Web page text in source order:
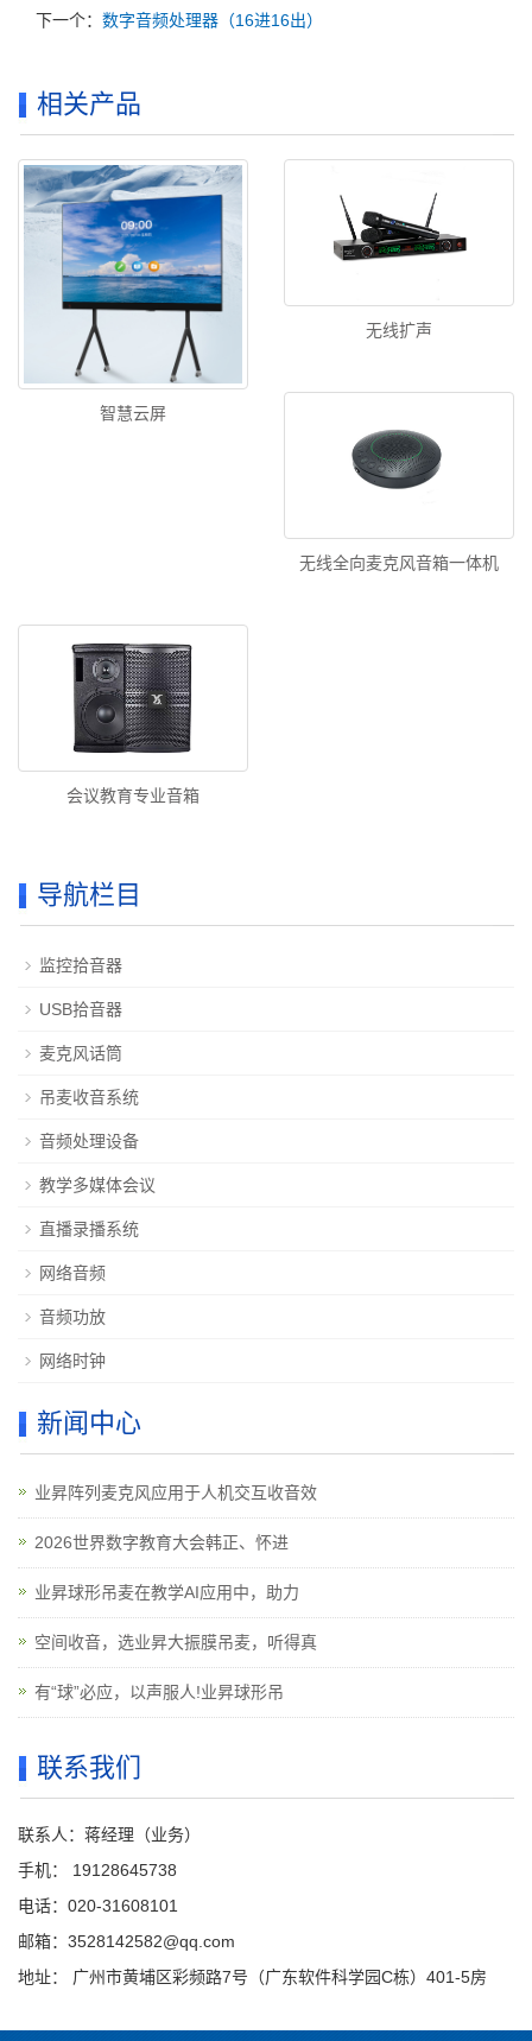
下一个： 数字音频处理器（16进16出）
相关产品
智慧云屏
无线扩声
无线全向麦克风音箱一体机
会议教育专业音箱
导航栏目
监控拾音器
USB拾音器
麦克风话筒
吊麦收音系统
音频处理设备
教学多媒体会议
直播录播系统
网络音频
音频功放
网络时钟
新闻中心
业昇阵列麦克风应用于人机交互收音效
2026世界数字教育大会韩正、怀进
业昇球形吊麦在教学AI应用中，助力
空间收音，选业昇大振膜吊麦，听得真
有“球”必应，以声服人!业昇球形吊
联系我们
联系人：蒋经理（业务）
手机： 19128645738
电话：020-31608101
邮箱：3528142582@qq.com
地址： 广州市黄埔区彩频路7号（广东软件科学园C栋）401-5房